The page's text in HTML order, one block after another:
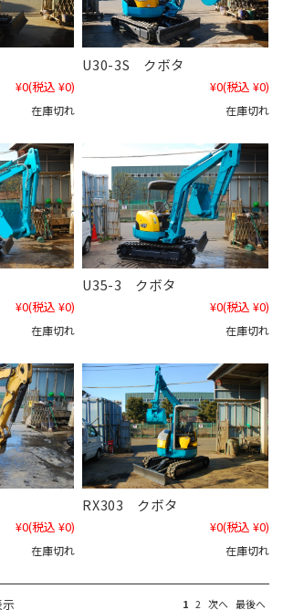
¥0(税込 ¥0)
在庫切れ
U30-3S クボタ
¥0(税込 ¥0)
在庫切れ
¥0(税込 ¥0)
在庫切れ
U35-3 クボタ
¥0(税込 ¥0)
在庫切れ
¥0(税込 ¥0)
在庫切れ
RX303 クボタ
¥0(税込 ¥0)
在庫切れ
1 2 次へ 最後へ